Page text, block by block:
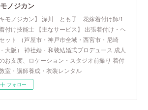
ノジカン
キモノジカン】 深川 とも子 花嫁着付け師/1
付け技能士 【主なサービス】 出張着付け・ヘ
ット （芦屋市・神戸市全域・西宮市・尼崎
大阪） 神社婚・和装結婚式プロデュース 成人
お支度、ロケーション・スタジオ前撮り 着付
室・講師養成・衣装レンタル
フォロー